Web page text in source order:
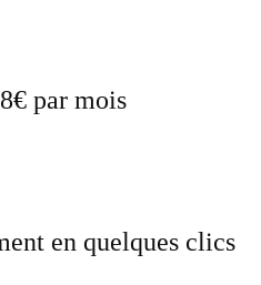
par mois
en quelques clics